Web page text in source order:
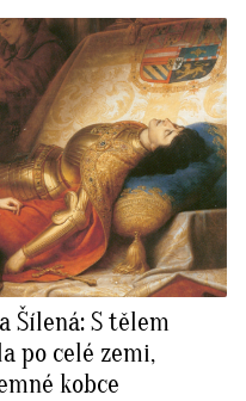
Šílená: S tělem
po celé zemi,
kobce